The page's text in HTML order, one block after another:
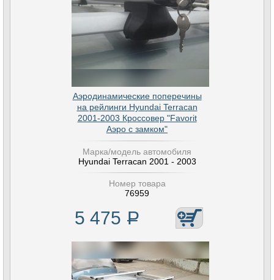
Аэродинамические поперечины
на рейлинги Hyundai Terracan
2001-2003 Кроссовер "Favorit
Аэро с замком"
Марка/модель автомобиля
Hyundai Terracan 2001 - 2003
Номер товара
76959
5 475 Р